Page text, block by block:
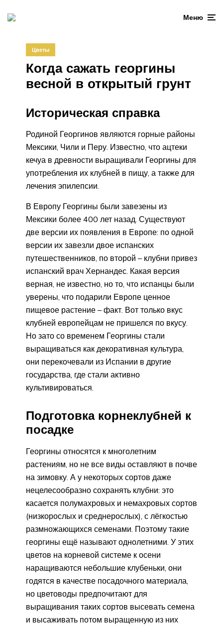
Меню
Цветы
Когда сажать георгины
весной в открытый грунт
Историческая справка
Родиной Георгинов являются горные районы
Мексики, Чили и Перу. Известно, что ацтеки
кечуа в древности выращивали Георгины для
употребления их клубней в пищу, а также для
лечения эпилепсии.
В Европу Георгины были завезены из
Мексики более 400 лет назад. Существуют
две версии их появления в Европе: по одной
версии их завезли двое испанских
путешественников, по второй – клубни привез
испанский врач Хернандес. Какая версия
верная, не известно, но то, что испанцы были
уверены, что подарили Европе ценное
пищевое растение – факт. Вот только вкус
клубней европейцам не пришелся по вкусу.
Но зато со временем Георгины стали
выращиваться как декоративная культура,
они перекочевали из Испании в другие
государства, где стали активно
культивироваться.
Подготовка корнеклубней к
посадке
Георгины относятся к многолетним
растениям, но не все виды оставляют в почве
на зимовку. А у некоторых сортов даже
нецелесообразно сохранять клубни: это
касается полумахровых и немахровых сортов
(низкорослых и среднерослых), с лёгкостью
размножающихся семенами. Поэтому такие
георгины ещё называют однолетними. У этих
цветов на корневой системе к осени
наращиваются небольшие клубеньки, они
годятся в качестве посадочного материала,
но цветоводы предпочитают для
выращивания таких сортов высевать семена
и высаживать потом выращенную из них